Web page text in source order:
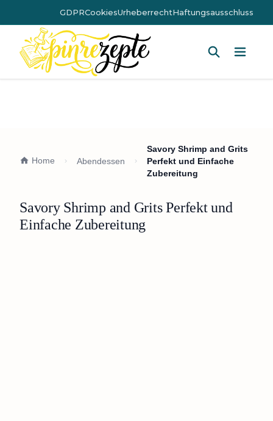
GDPRCookiesUrheberrechtHaftungsausschluss
Home Abendessen
Savory Shrimp and Grits
Perfekt und Einfache
Zubereitung
Savory Shrimp and Grits Perfekt und
Einfache Zubereitung